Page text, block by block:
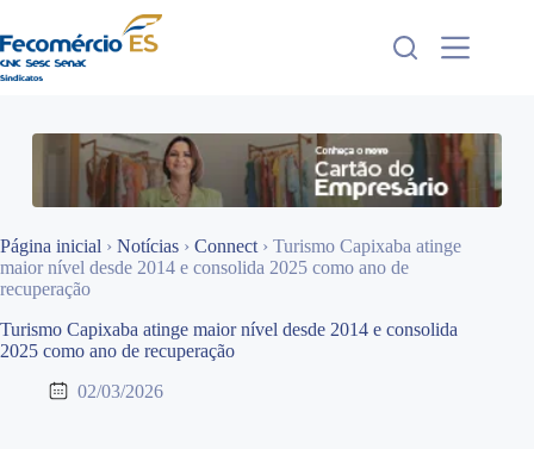
para
o
conteúdo
Página inicial › Notícias › Connect › Turismo Capixaba atinge
maior nível desde 2014 e consolida 2025 como ano de
recuperação
Turismo Capixaba atinge maior nível desde 2014 e consolida
2025 como ano de recuperação
02/03/2026